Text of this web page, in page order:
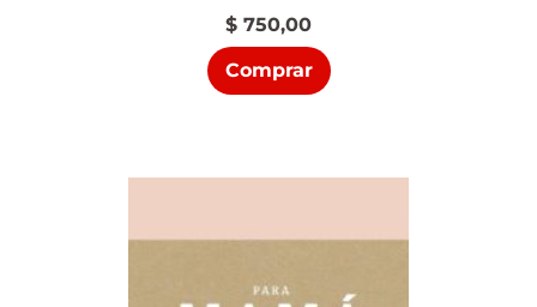
$ 750,00
Comprar